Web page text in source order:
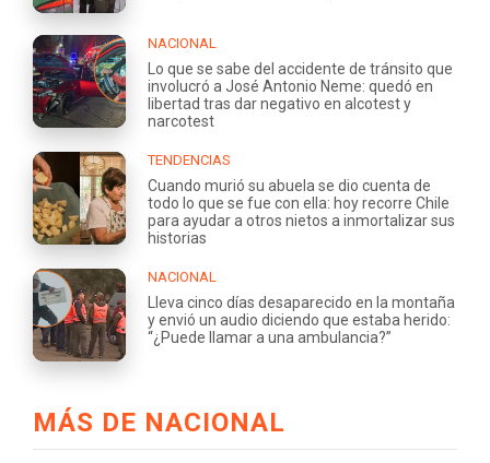
NACIONAL
Lo que se sabe del accidente de tránsito que
involucró a José Antonio Neme: quedó en
libertad tras dar negativo en alcotest y
narcotest
TENDENCIAS
Cuando murió su abuela se dio cuenta de
todo lo que se fue con ella: hoy recorre Chile
para ayudar a otros nietos a inmortalizar sus
historias
NACIONAL
Lleva cinco días desaparecido en la montaña
y envió un audio diciendo que estaba herido:
“¿Puede llamar a una ambulancia?”
MÁS DE NACIONAL